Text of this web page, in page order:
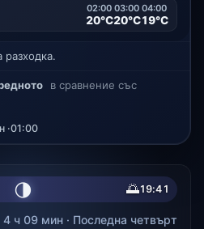
02:00
20°C
03:00
20°C
04:00
19°C
разходка.
в сравнение със
·01:00
🌗 🌅19:41
ч 09 мин · Последна четвърт